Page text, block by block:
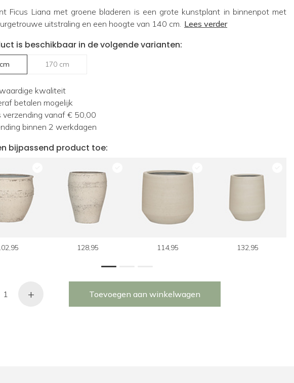
Ficus Liana met groene bladeren is een grote kunstplant in binnenpot met
uitstraling en een hoogte van 140 cm. Lees verder
is beschikbaar in de volgende varianten:
170 cm
kwaliteit
betalen mogelijk
verzending vanaf € 50,00
binnen 2 werkdagen
bijpassend product toe:
128,95 114,95 132,95
1
+ Toevoegen aan winkelwagen